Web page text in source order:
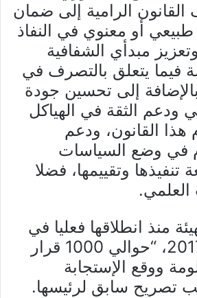
الرامية إلى ضمان
أو معنوي في النفاذ
مبدأي الشفافية
فيما يتعلق بالتصرف في
إلى تحسين جودة
ودعم الثقة في الهياكل
هذا القانون، ودعم
في وضع السياسات
تنفيذها وتقييمها، فضلا
.
منذ انطلاقها فعليا في
العمل، أواخر 2017، “حوالي 1000 قرار
ووقع الإستجابة
تصريح سابق لرئيسها.